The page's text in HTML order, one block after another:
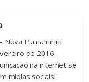
Nova Parnamirim
de 2016.
na internet se
mídias sociais!